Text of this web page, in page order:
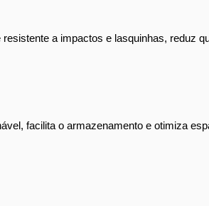
resistente a impactos e lasquinhas, reduz
facilita o armazenamento e otimiza